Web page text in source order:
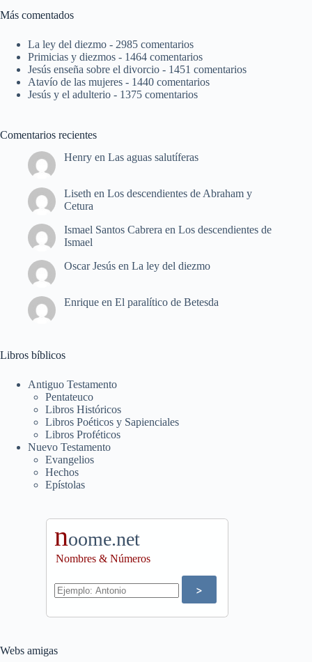
Más comentados
La ley del diezmo - 2985 comentarios
Primicias y diezmos - 1464 comentarios
Jesús enseña sobre el divorcio - 1451 comentarios
Atavío de las mujeres - 1440 comentarios
Jesús y el adulterio - 1375 comentarios
Comentarios recientes
Henry en Las aguas salutíferas
Liseth en Los descendientes de Abraham y
Cetura
Ismael Santos Cabrera en Los descendientes de
Ismael
Oscar Jesús en La ley del diezmo
Enrique en El paralítico de Betesda
Libros bíblicos
Antiguo Testamento
Pentateuco
Libros Históricos
Libros Poéticos y Sapienciales
Libros Proféticos
Nuevo Testamento
Evangelios
Hechos
Epístolas
noome.net
Nombres & Números
Webs amigas